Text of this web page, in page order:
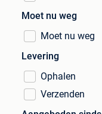
Moet nu weg
Moet nu weg
Levering
Ophalen
Verzenden